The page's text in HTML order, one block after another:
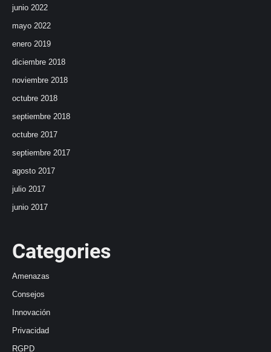
junio 2022
mayo 2022
enero 2019
diciembre 2018
noviembre 2018
octubre 2018
septiembre 2018
octubre 2017
septiembre 2017
agosto 2017
julio 2017
junio 2017
Categories
Amenazas
Consejos
Innovación
Privacidad
RGPD